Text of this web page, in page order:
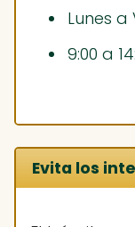
Lunes a
9:00 a
Evita los